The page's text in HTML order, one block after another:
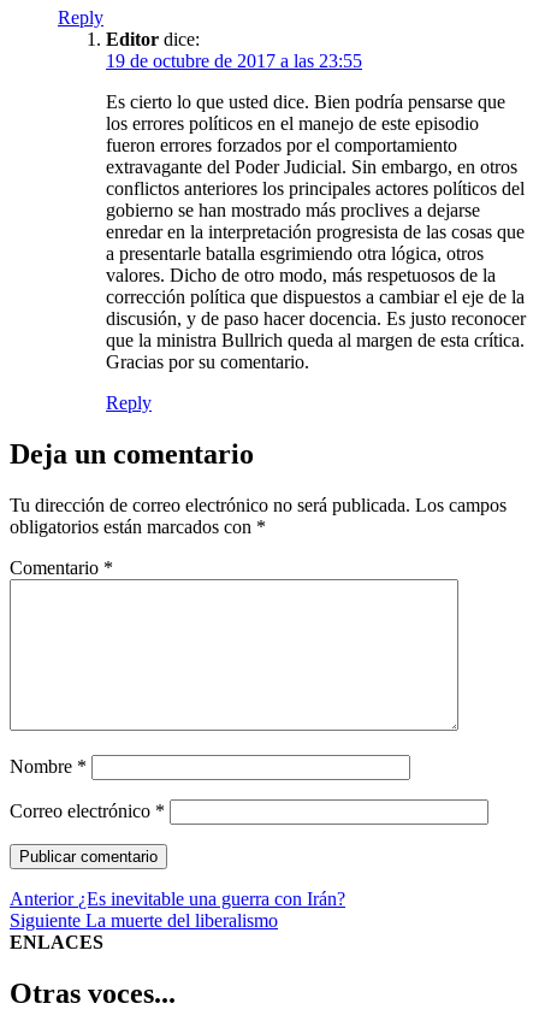
Reply
Editor dice:
19 de octubre de 2017 a las 23:55
Es cierto lo que usted dice. Bien podría pensarse que
los errores políticos en el manejo de este episodio
fueron errores forzados por el comportamiento
extravagante del Poder Judicial. Sin embargo, en otros
conflictos anteriores los principales actores políticos del
gobierno se han mostrado más proclives a dejarse
enredar en la interpretación progresista de las cosas que
a presentarle batalla esgrimiendo otra lógica, otros
valores. Dicho de otro modo, más respetuosos de la
corrección política que dispuestos a cambiar el eje de la
discusión, y de paso hacer docencia. Es justo reconocer
que la ministra Bullrich queda al margen de esta crítica.
Gracias por su comentario.
Reply
Deja un comentario
Tu dirección de correo electrónico no será publicada. Los campos
obligatorios están marcados con *
Comentario *
Nombre *
Correo electrónico *
Navegación
de
Anterior Entrada
anterior:
¿Es inevitable una guerra con Irán?
Siguiente Entrada
siguiente:
La muerte del liberalismo
ENLACES
Otras voces...